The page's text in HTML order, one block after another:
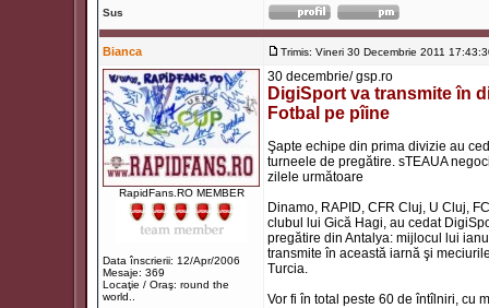
Sus
Bianca Trimis: Vineri 30 Decembrie 2011
RapidFans.RO MEMBER
Data înscrierii: 12/Apr/2006
Mesaje: 369
Locaţie / Oraş: round the
world..
30 decembrie/ gsp.ro
DigiSport va transmite în
Fotbal pe pîine
Şapte echipe din prima divizie au
turneele de pregătire. sTEAUA
zilele următoare
Dinamo, RAPID, CFR Cluj, U Cluj,
clubul lui Gică Hagi, au cedat
pregătire din Antalya: mijlocul lui
transmite în această iarnă şi
Turcia.
Vor fi în total peste 60 de întîlniri, cu